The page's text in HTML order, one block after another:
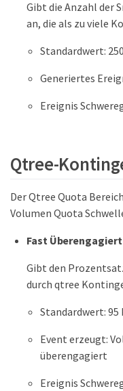
Gibt die Anzahl der
an, die als zu viele
Standardwert: 250
Generiertes
Ereignis
Qtree-
Der Qtree Quota
Volumen Quota
Fast Überengagiert
Gibt den
durch qtree
Standardwert: 95
Event erzeugt:
überengagiert
Ereignis